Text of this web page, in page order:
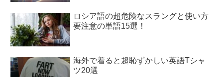
ロシア語の超危険なスラングと使い方
要注意の単語15選！
海外で着ると超恥ずかしい英語Tシャ
ツ20選